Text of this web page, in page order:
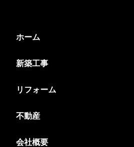
ホーム
新築工事
リフォーム
不動産
会社概要